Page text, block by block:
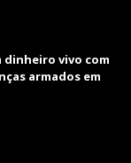
dinheiro vivo com
armados em